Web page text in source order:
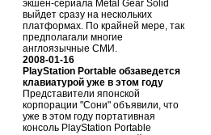
экшен-сериала Metal Gear Solid
выйдет сразу на нескольких
платформах. По крайней мере, так
предполагали многие
англоязычные СМИ.
2008-01-16
PlayStation Portable обзаведется
клавиатурой уже в этом году
Представители японской
корпорации "Сони" объявили, что
уже в этом году портативная
консоль PlayStation Portable